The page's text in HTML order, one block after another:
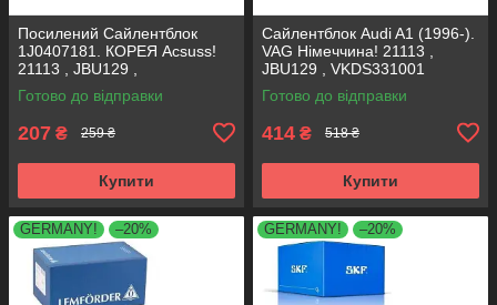
Посилений Сайлентблок
1J0407181. КОРЕЯ Acsuss!
21113 , JBU129 ,
VKDS331001
Готово до відправки
207 ₴ 259 ₴
Купити
Сайлентблок Audi A1 (1996-).
VAG Німеччина! 21113 ,
JBU129 , VKDS331001
Готово до відправки
414 ₴ 518 ₴
Купити
GERMANY! –20% GERMANY! –20%